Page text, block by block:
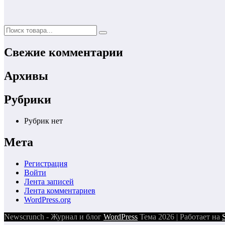
Свежие комментарии
Архивы
Рубрики
Рубрик нет
Мета
Регистрация
Войти
Лента записей
Лента комментариев
WordPress.org
Newscrunch - Журнал и блог WordPress Тема 2026 | Работает на